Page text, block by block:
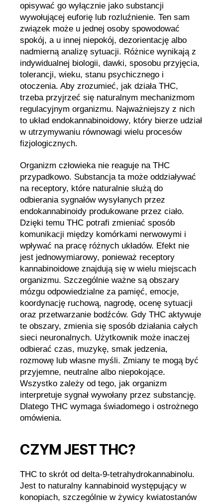
opisywać go wyłącznie jako substancji
wywołującej euforię lub rozluźnienie. Ten sam
związek może u jednej osoby spowodować
spokój, a u innej niepokój, dezorientację albo
nadmierną analizę sytuacji. Różnice wynikają z
indywidualnej biologii, dawki, sposobu przyjęcia,
tolerancji, wieku, stanu psychicznego i
otoczenia. Aby zrozumieć, jak działa THC,
trzeba przyjrzeć się naturalnym mechanizmom
regulacyjnym organizmu. Najważniejszy z nich
to układ endokannabinoidowy, który bierze udział
w utrzymywaniu równowagi wielu procesów
fizjologicznych.
Organizm człowieka nie reaguje na THC
przypadkowo. Substancja ta może oddziaływać
na receptory, które naturalnie służą do
odbierania sygnałów wysyłanych przez
endokannabinoidy produkowane przez ciało.
Dzięki temu THC potrafi zmieniać sposób
komunikacji między komórkami nerwowymi i
wpływać na pracę różnych układów. Efekt nie
jest jednowymiarowy, ponieważ receptory
kannabinoidowe znajdują się w wielu miejscach
organizmu. Szczególnie ważne są obszary
mózgu odpowiedzialne za pamięć, emocje,
koordynację ruchową, nagrodę, ocenę sytuacji
oraz przetwarzanie bodźców. Gdy THC aktywuje
te obszary, zmienia się sposób działania całych
sieci neuronalnych. Użytkownik może inaczej
odbierać czas, muzykę, smak jedzenia,
rozmowę lub własne myśli. Zmiany te mogą być
przyjemne, neutralne albo niepokojące.
Wszystko zależy od tego, jak organizm
interpretuje sygnał wywołany przez substancję.
Dlatego THC wymaga świadomego i ostrożnego
omówienia.
CZYM JEST THC?
THC to skrót od delta-9-tetrahydrokannabinolu.
Jest to naturalny kannabinoid występujący w
konopiach, szczególnie w żywicy kwiatostanów